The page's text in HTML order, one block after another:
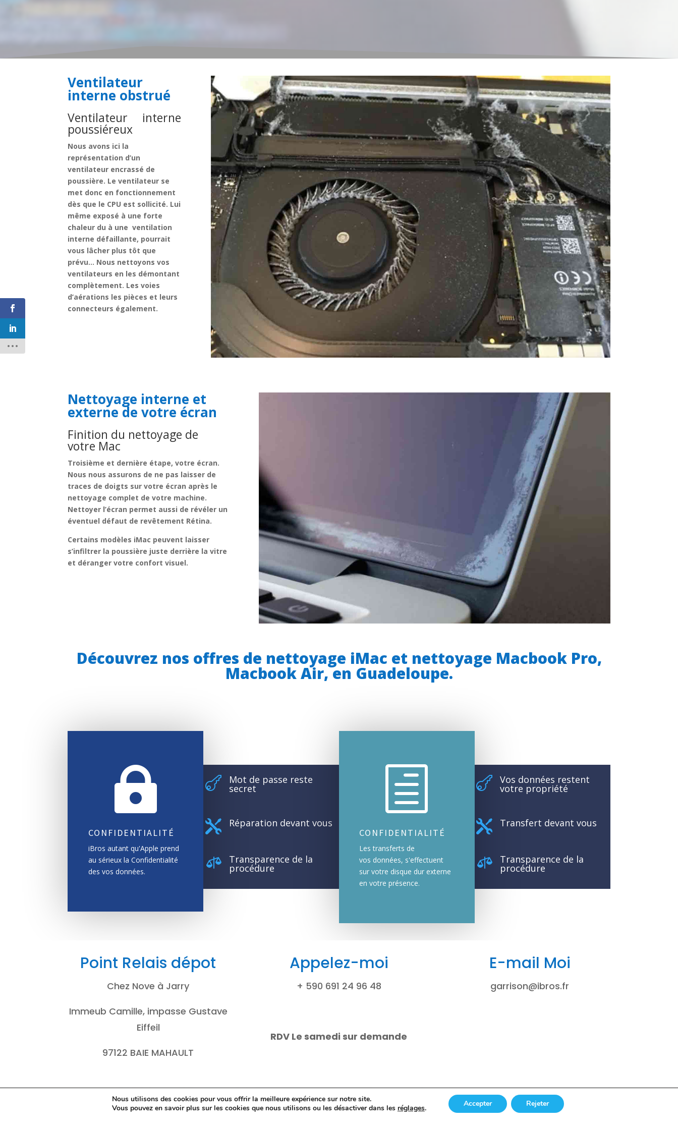
Ventilateur
interne obstrué
Ventilateur interne
poussiéreux
Nous avons ici la
représentation d’un
ventilateur encrassé de
poussière. Le ventilateur se
met donc en fonctionnement
dès que le CPU est sollicité. Lui
même exposé à une forte
chaleur du à une ventilation
interne défaillante, pourrait
vous lâcher plus tôt que
prévu… Nous nettoyons vos
ventilateurs en les démontant
complètement. Les voies
d’aérations les pièces et leurs
connecteurs également.
Nettoyage interne et
externe de votre écran
Finition du nettoyage de
votre Mac
Troisième et dernière étape, votre écran.
Nous nous assurons de ne pas laisser de
traces de doigts sur votre écran après le
nettoyage complet de votre machine.
Nettoyer l’écran permet aussi de révéler un
éventuel défaut de revêtement Rétina.
Certains modèles iMac peuvent laisser
s’infiltrer la poussière juste derrière la vitre
et déranger votre confort visuel.
Découvrez nos offres de nettoyage iMac et nettoyage Macbook Pro,
Macbook Air, en Guadeloupe.

CONFIDENTIALITÉ
iBros autant qu'Apple prend
au sérieux la Confidentialité
des vos données.
 Mot de passe reste
secret
 Réparation devant vous
 Transparence de la
procédure
h
CONFIDENTIALITÉ
Les transferts de
vos données, s'effectuent
sur votre disque dur externe
en votre présence.
 Vos données restent
votre propriété
 Transfert devant vous
 Transparence de la
procédure
Point Relais dépot
Chez Nove à Jarry
Immeub Camille, impasse Gustave
Eiffeil
97122 BAIE MAHAULT
Appelez-moi
+ 590 691 24 96 48
RDV Le samedi sur demande
E-mail Moi
garrison@ibros.fr
Nous utilisons des cookies pour vous offrir la meilleure expérience sur notre site.
Vous pouvez en savoir plus sur les cookies que nous utilisons ou les désactiver dans les réglages. Accepter Rejeter